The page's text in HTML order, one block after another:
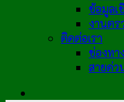
ข้อมูลเ
งานตร
ติดต่อเรา
ช่องทา
สายด่ว